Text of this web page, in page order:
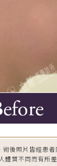
術後照片皆經患
體質不同而有所